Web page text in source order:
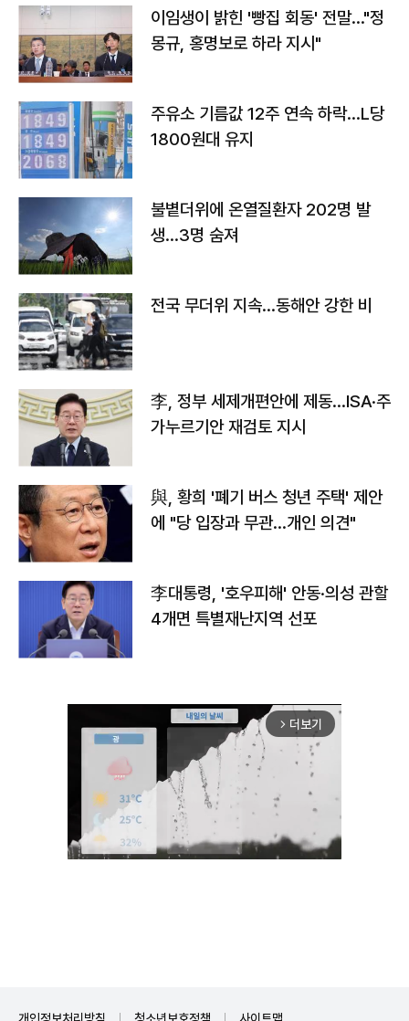
이임생이 밝힌 '빵집 회동' 전말…"정
몽규, 홍명보로 하라 지시"
주유소 기름값 12주 연속 하락…L당
1800원대 유지
불볕더위에 온열질환자 202명 발
생…3명 숨져
전국 무더위 지속…동해안 강한 비
李, 정부 세제개편안에 제동…ISA·주
가누르기안 재검토 지시
與, 황희 '폐기 버스 청년 주택' 제안
에 "당 입장과 무관…개인 의견"
李대통령, '호우피해' 안동·의성 관할
4개면 특별재난지역 선포
arrow_forward_ios 더보기